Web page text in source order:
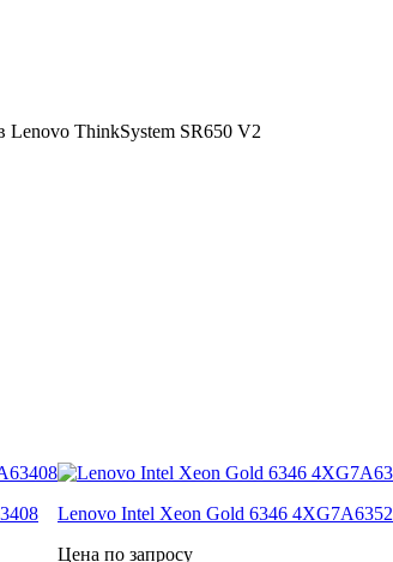
Lenovo ThinkSystem SR650 V2
Lenovo Intel Xeon Gold 6346
Цена по запросу